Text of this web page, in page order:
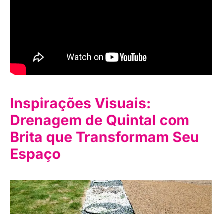
Inspirações Visuais:
Drenagem de Quintal com
Brita que Transformam Seu
Espaço